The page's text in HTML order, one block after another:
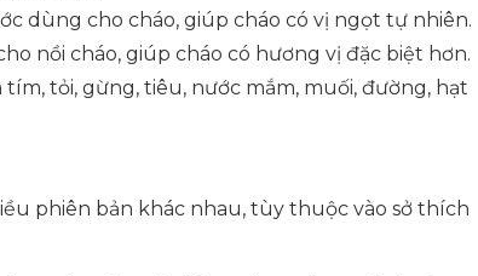
dùng cho cháo, giúp cháo có vị ngọt tự nhiên.
nồi cháo, giúp cháo có hương vị đặc biệt hơn.
tỏi, gừng, tiêu, nước mắm, muối, đường, hạt
phiên bản khác nhau, tùy thuộc vào sở thích